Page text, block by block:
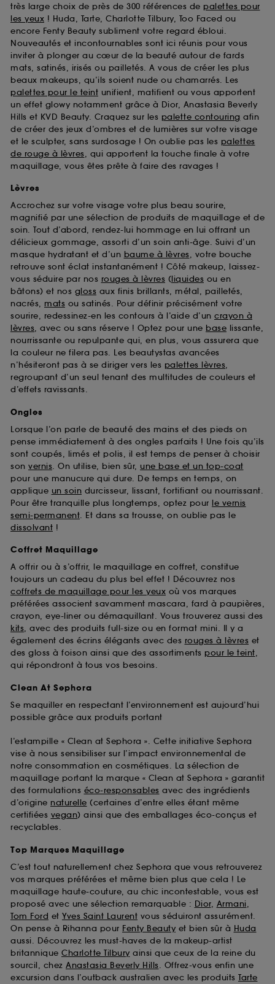
très large choix de près de 300 références de palettes pour
les yeux ! Huda, Tarte, Charlotte Tilbury, Too Faced ou
encore Fenty Beauty subliment votre regard ébloui.
Nouveautés et incontournables sont ici réunis pour vous
inviter à plonger au cœur de la beauté autour de fards
mats, satinés, irisés ou pailletés. A vous de créer les plus
beaux makeups, qu’ils soient nude ou chamarrés. Les
palettes pour le teint unifient, matifient ou vous apportent
un effet glowy notamment grâce à Dior, Anastasia Beverly
Hills et KVD Beauty. Craquez sur les palette contouring afin
de créer des jeux d’ombres et de lumières sur votre visage
et le sculpter, sans surdosage ! On oublie pas les palettes
de rouge à lèvres, qui apportent la touche finale à votre
maquillage, vous êtes prête à faire des ravages !
Lèvres
Accrochez sur votre visage votre plus beau sourire,
magnifié par une sélection de produits de maquillage et de
soin. Tout d’abord, rendez-lui hommage en lui offrant un
délicieux gommage, assorti d’un soin anti-âge. Suivi d’un
masque hydratant et d’un baume à lèvres, votre bouche
retrouve sont éclat instantanément ! Côté makeup, laissez-
vous séduire par nos rouges à lèvres (liquides ou en
bâtons) et nos gloss aux finis brillants, métal, pailletés,
nacrés, mats ou satinés. Pour définir précisément votre
sourire, redessinez-en les contours à l’aide d’un crayon à
lèvres, avec ou sans réserve ! Optez pour une base lissante,
nourrissante ou repulpante qui, en plus, vous assurera que
la couleur ne filera pas. Les beautystas avancées
n’hésiteront pas à se diriger vers les palettes lèvres,
regroupant d’un seul tenant des multitudes de couleurs et
d’effets ravissants.
Ongles
Lorsque l’on parle de beauté des mains et des pieds on
pense immédiatement à des ongles parfaits ! Une fois qu’ils
sont coupés, limés et polis, il est temps de penser à choisir
son vernis. On utilise, bien sûr, une base et un top-coat
pour une manucure qui dure. De temps en temps, on
applique un soin durcisseur, lissant, fortifiant ou nourrissant.
Pour être tranquille plus longtemps, optez pour le vernis
semi-permanent. Et dans sa trousse, on oublie pas le
dissolvant !
Coffret Maquillage
A offrir ou à s’offrir, le maquillage en coffret, constitue
toujours un cadeau du plus bel effet ! Découvrez nos
coffrets de maquillage pour les yeux où vos marques
préférées associent savamment mascara, fard à paupières,
crayon, eye-liner ou démaquillant. Vous trouverez aussi des
kits, avec des produits full-size ou en format mini. Il y a
également des écrins élégants avec des rouges à lèvres et
des gloss à foison ainsi que des assortiments pour le teint,
qui répondront à tous vos besoins.
Clean At Sephora
Se maquiller en respectant l’environnement est aujourd’hui
possible grâce aux produits portant
l’estampille « Clean at Sephora ». Cette initiative Sephora
vise à nous sensibiliser sur l’impact environnemental de
notre consommation en cosmétiques. La sélection de
maquillage portant la marque « Clean at Sephora » garantit
des formulations éco-responsables avec des ingrédients
d’origine naturelle (certaines d’entre elles étant même
certifiées vegan) ainsi que des emballages éco-conçus et
recyclables.
Top Marques Maquillage
C’est tout naturellement chez Sephora que vous retrouverez
vos marques préférées et même bien plus que cela ! Le
maquillage haute-couture, au chic incontestable, vous est
proposé avec une sélection remarquable : Dior, Armani,
Tom Ford et Yves Saint Laurent vous séduiront assurément.
On pense à Rihanna pour Fenty Beauty et bien sûr à Huda
aussi. Découvrez les must-haves de la makeup-artist
britannique Charlotte Tilbury ainsi que ceux de la reine du
sourcil, chez Anastasia Beverly Hills. Offrez-vous enfin une
excursion dans l’outback australien avec les produits Tarte